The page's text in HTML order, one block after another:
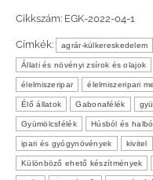
Cikkszám: EGK-2022-04-1
Címkék: agrár-külkereskedelem
Állati és növényi zsírok és olajok
élelmiszeripar élelmiszeripari
Élő állatok Gabonafélék
Gyümölcsfélék Húsból és
ipari és gyógynövények kivitel
Különböző ehető készítmények